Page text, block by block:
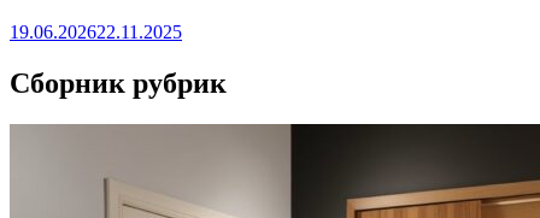
19.06.202622.11.2025
Сборник рубрик